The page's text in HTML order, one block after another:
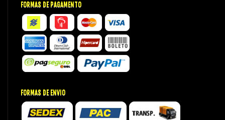
FORMAS DE PAGAMENTO
FORMAS DE ENVIO